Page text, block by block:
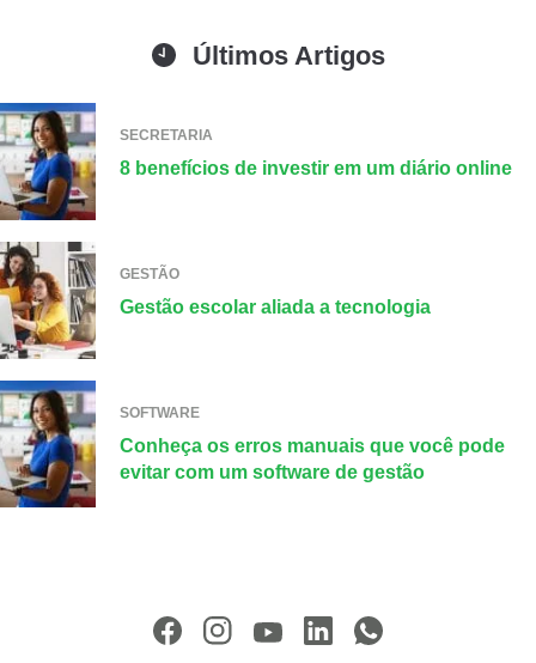
Últimos Artigos
SECRETARIA
8 benefícios de investir em um diário online
GESTÃO
Gestão escolar aliada a tecnologia
SOFTWARE
Conheça os erros manuais que você pode
evitar com um software de gestão